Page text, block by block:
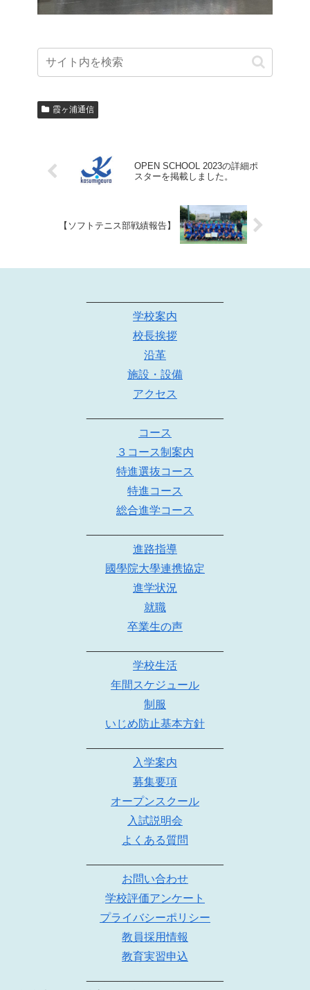
霞ヶ浦通信
OPEN SCHOOL 2023の詳細ポ
スターを掲載しました。
【ソフトテニス部戦績報告】
学校案内
校長挨拶
沿革
施設・設備
アクセス
コース
３コース制案内
特進選抜コース
特進コース
総合進学コース
進路指導
國學院大學連携協定
進学状況
就職
卒業生の声
学校生活
年間スケジュール
制服
いじめ防止基本方針
入学案内
募集要項
オープンスクール
入試説明会
よくある質問
お問い合わせ
学校評価アンケート
プライバシーポリシー
教員採用情報
教育実習申込